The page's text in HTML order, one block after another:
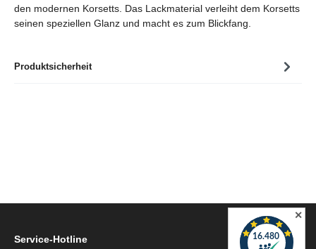
Produktsicherheit
den modernen Korsetts. Das Lackmaterial verleiht dem Korsetts
seinen speziellen Glanz und macht es zum Blickfang.
Service-Hotline
✕